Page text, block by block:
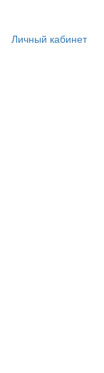
Личный кабинет